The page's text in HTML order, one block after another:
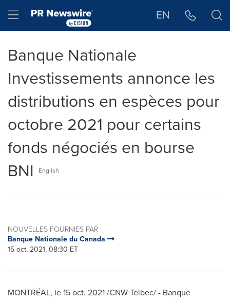
Hamburger menu EN
Banque Nationale
Investissements annonce les
distributions en espèces pour
octobre 2021 pour certains
fonds négociés en bourse
BNI
English
NOUVELLES FOURNIES PAR
Banque Nationale du Canada
15 oct, 2021, 08:30 ET
MONTRÉAL, le15 oct. 2021/CNW Telbec/ - Banque